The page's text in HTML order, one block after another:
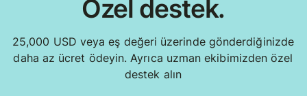
Özel destek.
25,000 USD veya eş değeri üzerinde gönderdiğinizde
daha az ücret ödeyin. Ayrıca uzman ekibimizden özel
destek alın